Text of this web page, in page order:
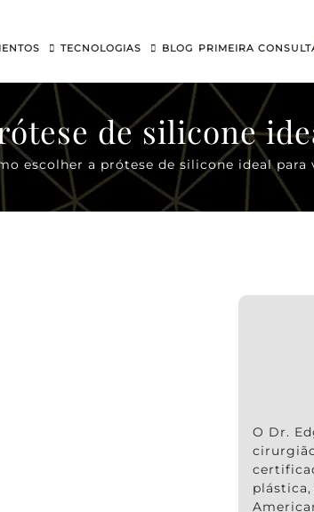
TECNOLOGIAS BLOG PRIMEIRA
de silicone
escolher a prótese de silicone ideal para
O Dr.